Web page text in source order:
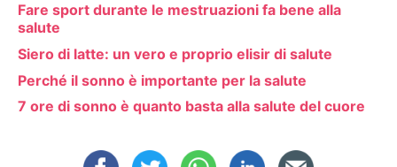
Fare sport durante le mestruazioni fa bene alla
salute
Siero di latte: un vero e proprio elisir di salute
Perché il sonno è importante per la salute
7 ore di sonno è quanto basta alla salute del cuore